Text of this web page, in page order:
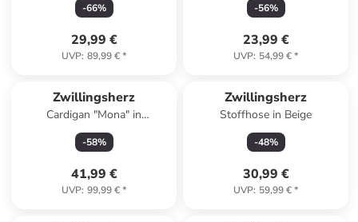
-66%
29,99 €
UVP: 89,99 €*
-56%
23,99 €
UVP: 54,99 €*
Zwillingsherz
Cardigan "Mona" in
Dunkelblau
-58%
41,99 €
UVP: 99,99 €*
Zwillingsherz
Stoffhose in Beige
-48%
30,99 €
UVP: 59,99 €*